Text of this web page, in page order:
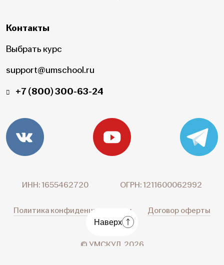
Контакты
Выбрать курс
support@umschool.ru
+7 (800) 300-63-24
ИНН: 1655462720 ОГРН: 1211600062992
Политика конфиденциальности Договор оферты
© УМСКУЛ, 2026
Наверх